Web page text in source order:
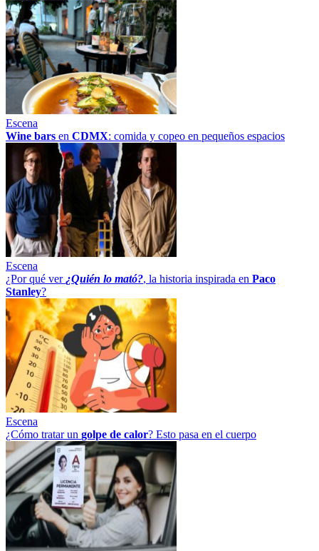
Escena
Wine bars en CDMX: comida y copeo en pequeños espacios
Escena
¿Por qué ver ¿Quién lo mató?, la historia inspirada en Paco
Stanley?
Escena
¿Cómo tratar un golpe de calor? Esto pasa en el cuerpo